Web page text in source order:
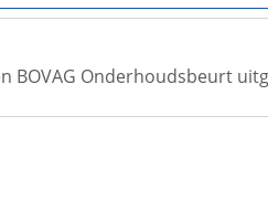
BOVAG Onderhoudsbeurt